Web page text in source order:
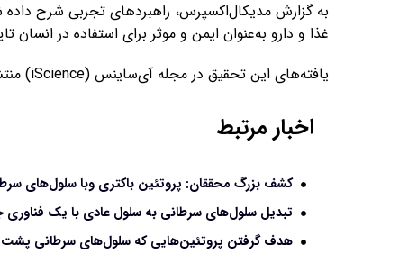
به گزارش مدیکال‌اکسپرس، راهبردهای تجربی شرح
غذا و دارو به‌عنوان ایمن و موثر برای استفاده در انسان
یافته‌های این تحقیق در مجله آی‌ساینس (iScience) منتشر شده است.
اخبار مرتبط
کشف بزرگ محققان: پروتئین باکتری وبا سلول‌های
تبدیل سلول‌های سرطانی به سلول عادی با یک فناوری
هدف گرفتن پروتئین‌هایی که سلول‌های سرطانی پشت